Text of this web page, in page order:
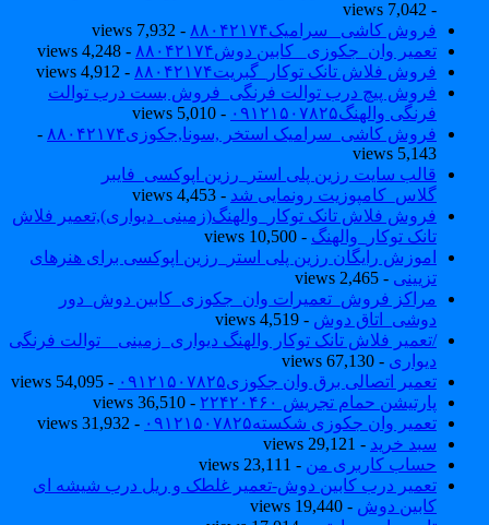
فروش کاشی _سرامیک۸۸۰۴۲۱۷۴
- 7,932 views
تعمیر وان_جکوزی_ کابین دوش۸۸۰۴۲۱۷۴
- 4,248 views
فروش فلاش تانک توکار_گبریت۸۸۰۴۲۱۷۴
- 4,912 views
فروش پیچ درب توالت فرنگی_فروش بست درب توالت
فرنگی والهنگ۰۹۱۲۱۵۰۷۸۲۵
- 5,010 views
فروش کاشی_سرامیک استخر ,سونا,جکوزی۸۸۰۴۲۱۷۴
-
5,143 views
قالب سایت رزین پلی استر_رزین اپوکسی_فایبر
گلاس_کامپوزیت رونمایی شد- 4,453 views
فروش فلاش تانک توکار_والهنگ(زمینی_دیواری),تعمیر فلاش
تانک توکار_والهنگ- 10,500 views
اموزش رایگان رزین پلی استر_رزین اپوکسی برای هنرهای
تزیینی- 2,465 views
مراکز فروش_تعمیرات وان_جکوزی_کابین دوش_دور
دوشی_اتاق دوش- 4,519 views
/تعمیر فلاش تانک توکار والهنگ دیواری_زمینی _ توالت فرنگی
دیواری - 67,130 views
تعمیر اتصالی برق وان جکوزی۰۹۱۲۱۵۰۷۸۲۵
- 54,095 views
پارتیشن حمام تجریش ۲۲۴۲۰۴۶۰
- 36,510 views
تعمیر وان جکوزی شکسته۰۹۱۲۱۵۰۷۸۲۵
- 31,932 views
سبد خرید - 29,121 views
حساب کاربری من- 23,111 views
تعمیر درب کابین دوش-تعمیر غلطک و ریل درب شیشه ای
کابین دوش- 19,440 views